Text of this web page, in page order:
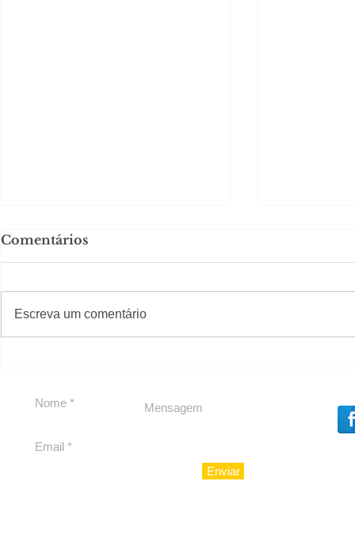
Comentários
Escreva um comentário
#Sugestões
Enviar